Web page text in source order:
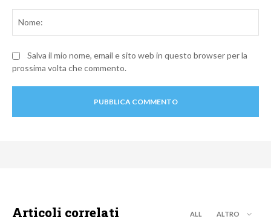
Salva il mio nome, email e sito web in questo browser per la
prossima volta che commento.
Articoli correlati ALL ALTRO